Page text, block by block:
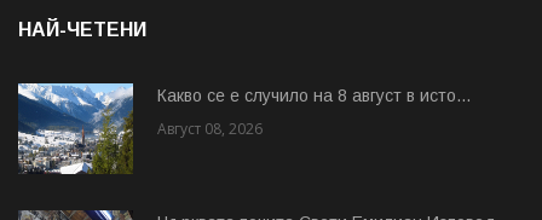
НАЙ-ЧЕТЕНИ
Какво се е случило на 8 август в исто...
Август 08, 2026